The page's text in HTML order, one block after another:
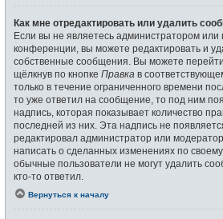
Как мне отредактировать или удалить
Если вы не являетесь администратором
конференции, вы можете редактировать и
собственные сообщения. Вы можете
щёлкнув по кнопке Правка в
только в течение ограниченного времени
то уже ответил на сообщение, то под ним
надпись, которая показывает количество
последней из них. Эта надпись не
редактировал администратор или
написать о сделанных изменениях по
обычные пользователи не могут удалить
кто-то ответил.
Вернуться к началу